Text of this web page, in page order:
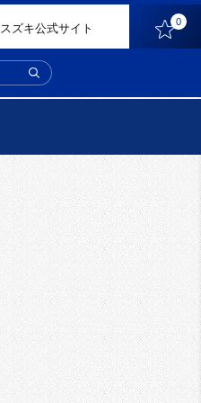
スズキ公式サイト 0